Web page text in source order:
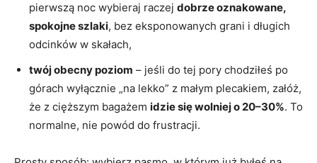
pierwszą noc wybieraj raczej dobrze oznakowane,
spokojne szlaki, bez eksponowanych grani i długich
odcinków w skałach,
twój obecny poziom – jeśli do tej pory chodziłeś po
górach wyłącznie „na lekko” z małym plecakiem, załóż,
że z cięższym bagażem idzie się wolniej o 20–30%. To
normalne, nie powód do frustracji.